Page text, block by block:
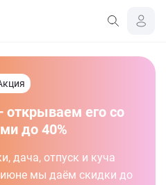
его со
до 40%
дача, отпуск и куча
мы даём скидки до